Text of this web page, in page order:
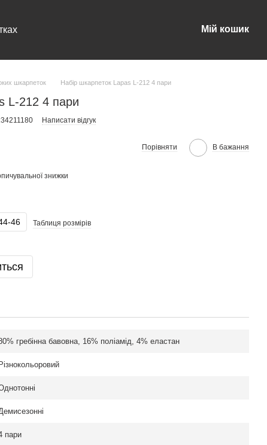
Мій кошик
шкарпеток Набір шкарпеток Lapas L-212 4 пари
L-212 4 пари
Написати відгук
Порівняти В бажання
знижки
46 Таблиця розмірів
гребінна бавовна, 16% поліамід, 4% еластан
Різнокольоровий
пари